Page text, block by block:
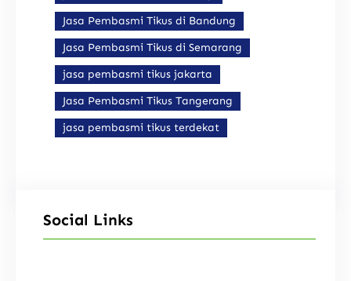
Jasa Pembasmi Tikus di Bandung
Jasa Pembasmi Tikus di Semarang
jasa pembasmi tikus jakarta
Jasa Pembasmi Tikus Tangerang
jasa pembasmi tikus terdekat
Social Links